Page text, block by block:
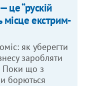
це “рускій
місце екстрим-
як уберегти
заробляти
Поки що з
борються